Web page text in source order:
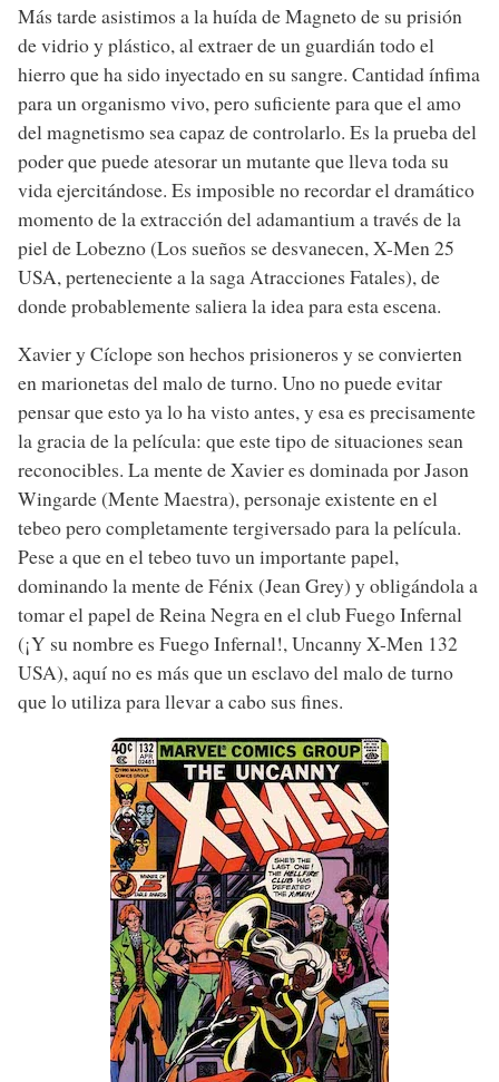
Más tarde asistimos a la huída de Magneto de su prisión
de vidrio y plástico, al extraer de un guardián todo el
hierro que ha sido inyectado en su sangre. Cantidad ínfima
para un organismo vivo, pero suficiente para que el amo
del magnetismo sea capaz de controlarlo. Es la prueba del
poder que puede atesorar un mutante que lleva toda su
vida ejercitándose. Es imposible no recordar el dramático
momento de la extracción del adamantium a través de la
piel de Lobezno (Los sueños se desvanecen, X-Men 25
USA, perteneciente a la saga Atracciones Fatales), de
donde probablemente saliera la idea para esta escena.
Xavier y Cíclope son hechos prisioneros y se convierten
en marionetas del malo de turno. Uno no puede evitar
pensar que esto ya lo ha visto antes, y esa es precisamente
la gracia de la película: que este tipo de situaciones sean
reconocibles. La mente de Xavier es dominada por Jason
Wingarde (Mente Maestra), personaje existente en el
tebeo pero completamente tergiversado para la película.
Pese a que en el tebeo tuvo un importante papel,
dominando la mente de Fénix (Jean Grey) y obligándola a
tomar el papel de Reina Negra en el club Fuego Infernal
(¡Y su nombre es Fuego Infernal!, Uncanny X-Men 132
USA), aquí no es más que un esclavo del malo de turno
que lo utiliza para llevar a cabo sus fines.